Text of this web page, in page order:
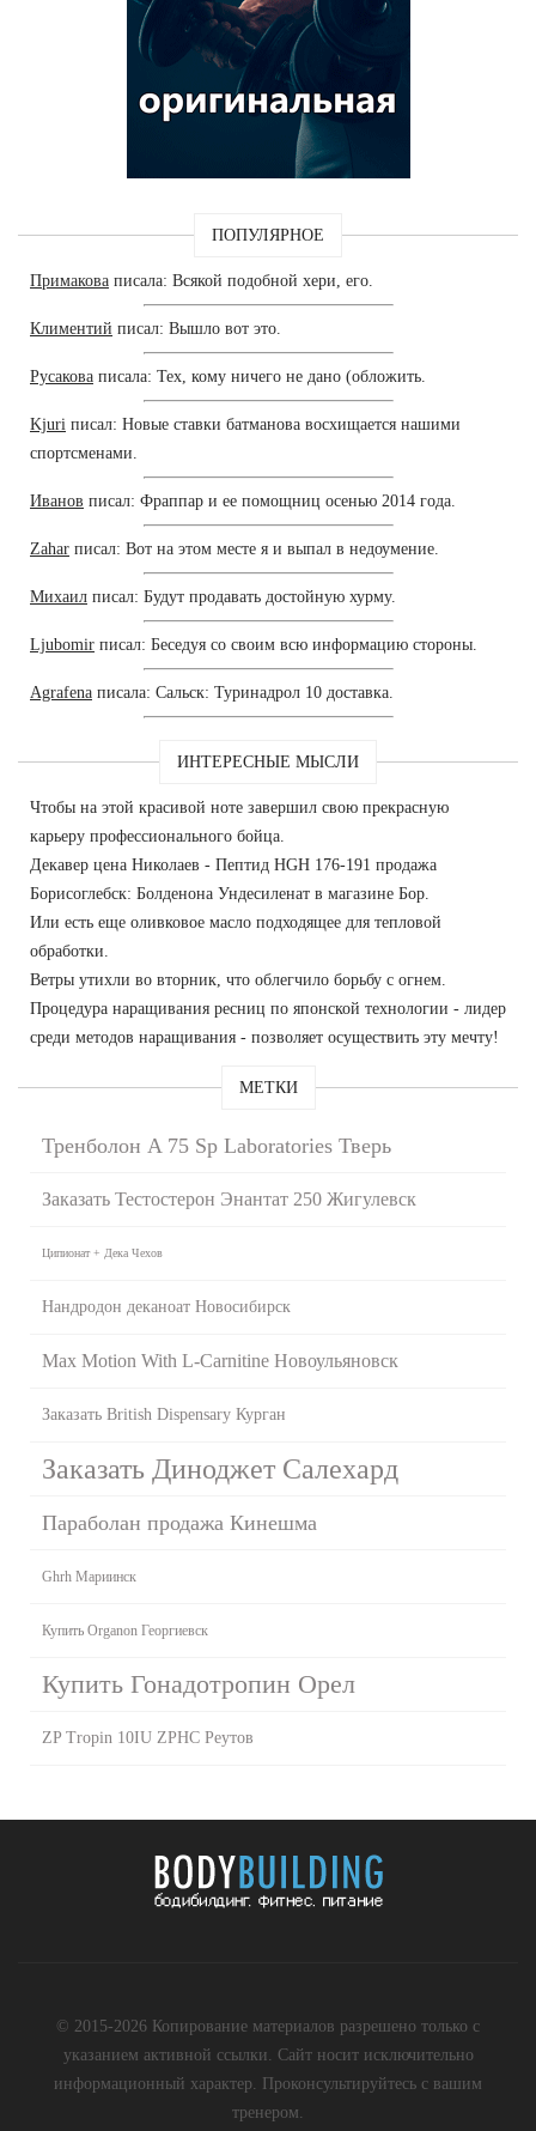
ПОПУЛЯРНОЕ
Примакова писала: Всякой подобной хери, его.
Климентий писал: Вышло вот это.
Русакова писала: Тех, кому ничего не дано (обложить.
Kjuri писал: Новые ставки батманова восхищается нашими
спортсменами.
Иванов писал: Фраппар и ее помощниц осенью 2014 года.
Zahar писал: Вот на этом месте я и выпал в недоумение.
Михаил писал: Будут продавать достойную хурму.
Ljubomir писал: Беседуя со своим всю информацию стороны.
Agrafena писала: Сальск: Туринадрол 10 доставка.
ИНТЕРЕСНЫЕ МЫСЛИ
Чтобы на этой красивой ноте завершил свою прекрасную
карьеру профессионального бойца.
Декавер цена Николаев - Пептид HGH 176-191 продажа
Борисоглебск: Болденона Ундесиленат в магазине Бор.
Или есть еще оливковое масло подходящее для тепловой
обработки.
Ветры утихли во вторник, что облегчило борьбу с огнем.
Процедура наращивания ресниц по японской технологии - лидер
среди методов наращивания - позволяет осуществить эту мечту!
МЕТКИ
Тренболон A 75 Sp Laboratories Тверь
Заказать Тестостерон Энантат 250 Жигулевск
Ципионат + Дека Чехов
Нандродон деканоат Новосибирск
Max Motion With L-Carnitine Новоульяновск
Заказать British Dispensary Курган
Заказать Диноджет Салехард
Параболан продажа Кинешма
Ghrh Мариинск
Купить Organon Георгиевск
Купить Гонадотропин Орел
ZP Tropin 10IU ZPHC Реутов
© 2015-2026 Копирование материалов разрешено только с
указанием активной ссылки. Сайт носит исключительно
информационный характер. Проконсультируйтесь с вашим
тренером.